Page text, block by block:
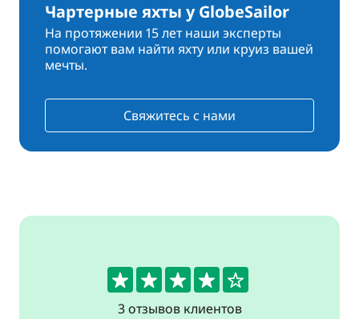
Чартерные яхты у GlobeSailor
На протяжении 15 лет наши эксперты
помогают вам найти яхту или круиз вашей
мечты.
Свяжитесь с нами
4.3
3 отзывов клиентов